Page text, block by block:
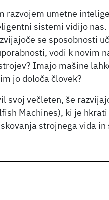
razvojem umetne
sistemi vidijo nas.
se sposobnosti
vodi k novim
Imajo mašine
jo določa človek?
svoj večleten, še
Machines), ki je
strojnega vida in